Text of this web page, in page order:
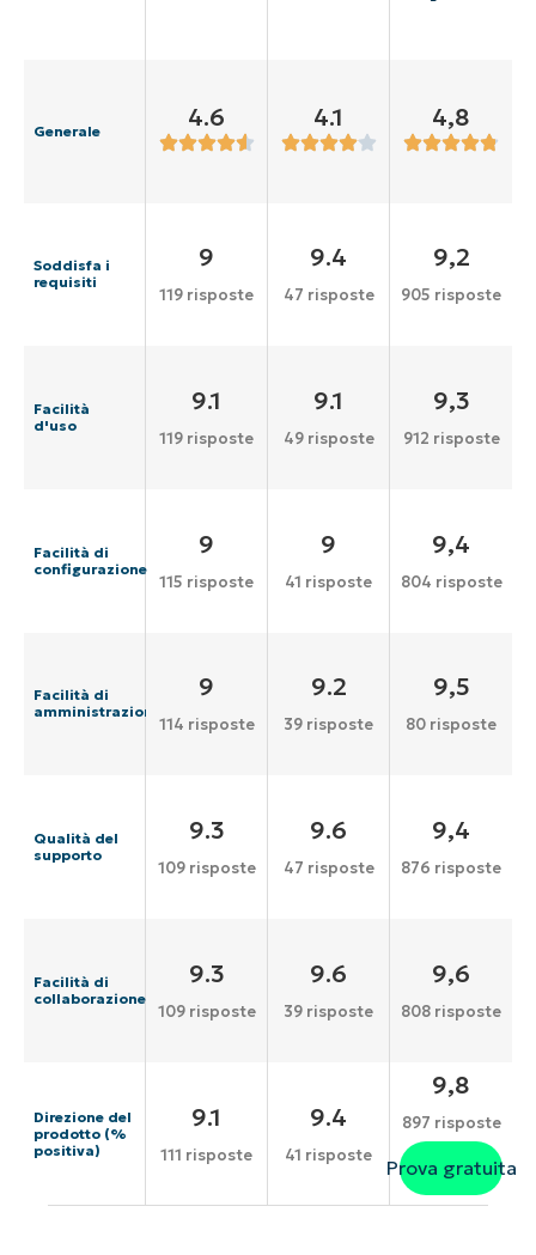
Generale 4.6 4.1 4,8
Soddisfa i
requisiti
9
119 risposte
9.4
47 risposte
9,2
905 risposte
Facilità
d'uso
9.1
119 risposte
9.1
49 risposte
9,3
912 risposte
Facilità di
configurazione
9
115 risposte
9
41 risposte
9,4
804 risposte
Facilità di
amministrazione
9
114 risposte
9.2
39 risposte
9,5
80 risposte
Qualità del
supporto
9.3
109 risposte
9.6
47 risposte
9,4
876 risposte
Facilità di
collaborazione
9.3
109 risposte
9.6
39 risposte
9,6
808 risposte
Direzione del
prodotto (%
positiva)
9.1
111 risposte
9.4
41 risposte
9,8
897 risposte
Prova gratuita